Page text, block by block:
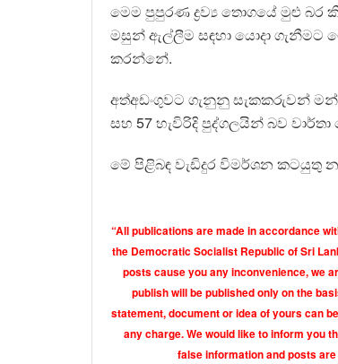
මෙම පුපුරණ ද්‍රව්‍ය තොගයේ මුළු බර
මසුන් ඇල්ලීම සඳහා යොදා ගැනීමට
කරන්නේ.
අත්අඩංගුවට ගැනුනු සැකකරුවන්
සහ 57 හැවිරිදි පුද්ගලයින් බව වාර්තා
මේ පිළිබඳ වැඩිදුර විමර්ශන කටයුතු
“All publications are made in accordance
the Democratic Socialist Republic of Sri
posts cause you any inconvenience, we
publish will be published only on the
statement, document or idea of yours can
any charge. We would like to inform you
false information and posts